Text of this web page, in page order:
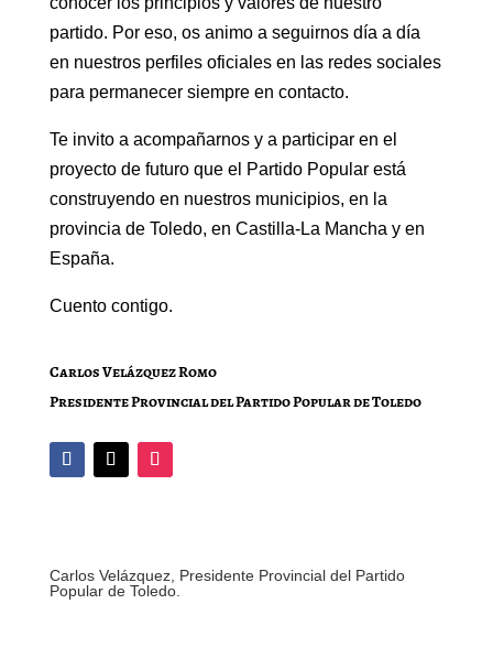
partido. Por eso, os animo a seguirnos día a día
en nuestros perfiles oficiales en las redes sociales
para permanecer siempre en contacto.
Te invito a acompañarnos y a participar en el
proyecto de futuro que el Partido Popular está
construyendo en nuestros municipios, en la
provincia de Toledo, en Castilla-La Mancha y en
España.
Cuento contigo.
Carlos Velázquez Romo
Presidente Provincial del Partido Popular de Toledo
Carlos Velázquez, Presidente Provincial del Partido
Popular de Toledo.